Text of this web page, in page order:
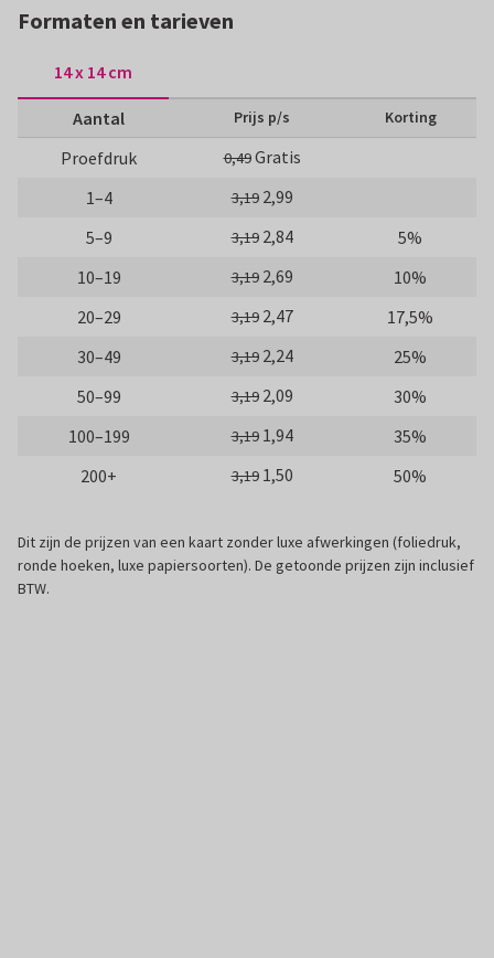
Formaten en tarieven
14 x 14 cm
Aantal Prijs p/s Korting
Proefdruk 0,49Gratis
1–4
3,19 2,99
5–9
3,19 2,84
5%
10–19
3,19 2,69
10%
20–29
3,19 2,47
17,5%
30–49
3,19 2,24
25%
50–99
3,19 2,09
30%
100–199
3,19 1,94
35%
200+
3,19 1,50 50%
Dit zijn de prijzen van een kaart zonder luxe afwerkingen (foliedruk,
ronde hoeken, luxe papiersoorten). De getoonde prijzen zijn inclusief
BTW.